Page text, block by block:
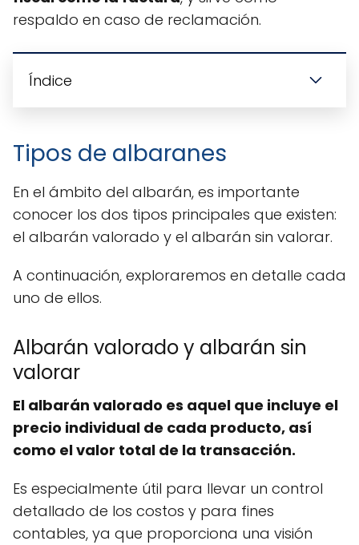
respaldo en caso de reclamación.
Índice
Tipos de albaranes
En el ámbito del albarán, es importante
conocer los dos tipos principales que existen:
el albarán valorado y el albarán sin valorar.
A continuación, exploraremos en detalle cada
uno de ellos.
Albarán valorado y albarán sin
valorar
El albarán valorado es aquel que incluye el
precio individual de cada producto, así
como el valor total de la transacción.
Es especialmente útil para llevar un control
detallado de los costos y para fines
contables, ya que proporciona una visión